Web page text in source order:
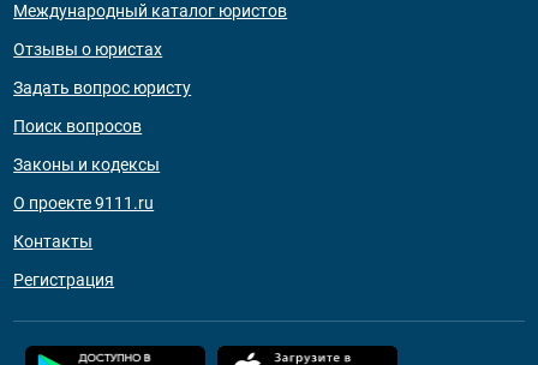
Международный каталог юристов
Отзывы о юристах
Задать вопрос юристу
Поиск вопросов
Законы и кодексы
О проекте 9111.ru
Контакты
Регистрация